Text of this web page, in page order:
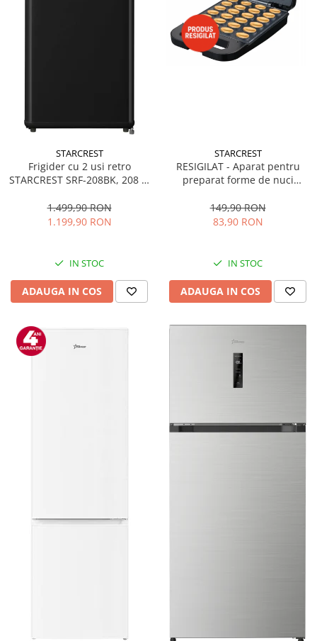
STARCREST
Frigider cu 2 usi retro
STARCREST SRF-208BK, 208 L,
Iluminare LED, Termostat
Reglabil, H 147 cm, Negru
1.499,90 RON
1.199,90 RON
IN STOC
ADAUGA IN COS
STARCREST
RESIGILAT - Aparat pentru
preparat forme de nuci
forme, 1400W, Indicator
luminos, Placi antiaderente,
149,90 RON
83,90 RON
IN STOC
ADAUGA IN COS